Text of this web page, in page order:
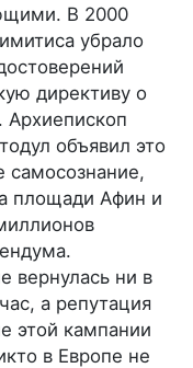
В 2000
убрало
директиву о
Архиепископ
объявил это
самосознание,
площади Афин и
вернулась ни в
а репутация
этой кампании
в Европе не